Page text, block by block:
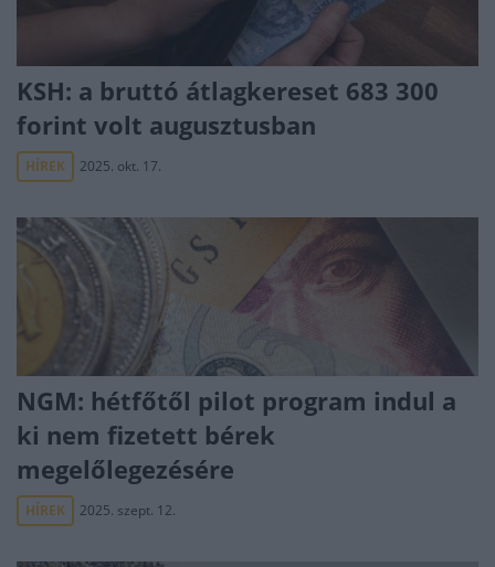
KSH: a bruttó átlagkereset 683 300
forint volt augusztusban
HÍREK 2025. okt. 17.
NGM: hétfőtől pilot program indul a
ki nem fizetett bérek
megelőlegezésére
HÍREK 2025. szept. 12.